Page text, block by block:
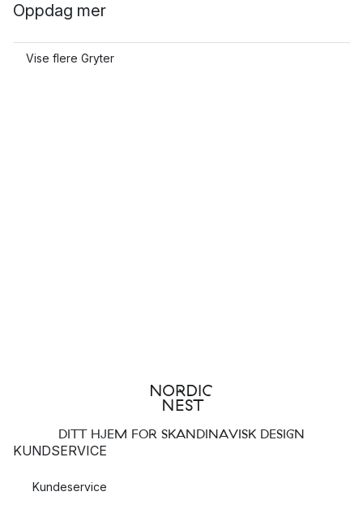
Oppdag mer
Vise flere Gryter
DITT HJEM FOR SKANDINAVISK DESIGN
KUNDSERVICE
Kundeservice